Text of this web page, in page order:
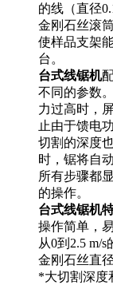
的线（直径
金刚石丝滚
使样品支架
台。
台式线锯机
不同的参数
力过高时，
止由于馈电
切割的深度
时，锯将自
所有步骤都
的操作。
台式线锯机
操作简单，
从0到2.5 m/
金刚石丝直
*大切割深度